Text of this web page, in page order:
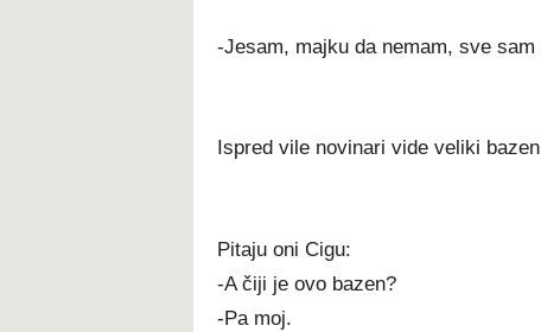
-Jesam, majku da nemam, sve sam
Ispred vile novinari vide veliki
Pitaju oni Cigu:
-A čiji je ovo bazen?
-Pa moj.